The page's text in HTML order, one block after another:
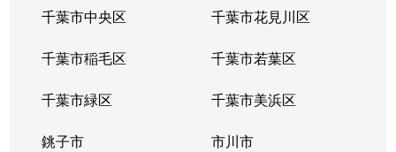
千葉市中央区 千葉市花見川区
千葉市稲毛区 千葉市若葉区
千葉市緑区 千葉市美浜区
銚子市 市川市